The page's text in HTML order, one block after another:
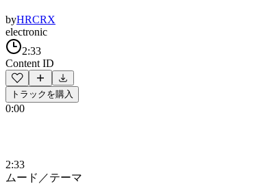
byHRCRX
electronic
2:33
Content ID
トラックを購入
0:00
2:33
ムード／テーマ